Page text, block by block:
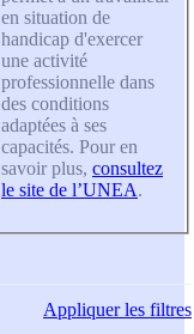
en situation de
handicap d'exercer
une activité
professionnelle dans
des conditions
adaptées à ses
capacités. Pour en
savoir plus, consultez
le site de l’UNEA.
Appliquerles filtres